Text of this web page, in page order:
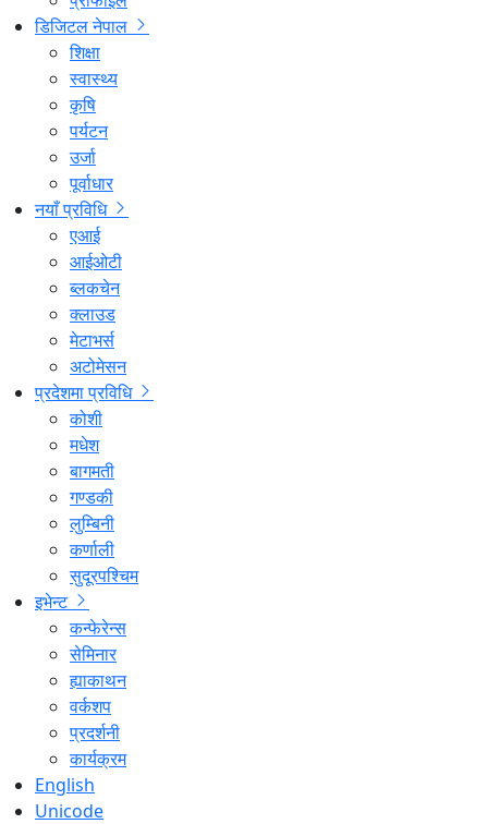
डिजिटल नेपाल
शिक्षा
स्वास्थ्य
कृषि
पर्यटन
उर्जा
पूर्वाधार
नयाँ प्रविधि
एआई
आईओटी
ब्लकचेन
क्लाउड
मेटाभर्स
अटोमेसन
प्रदेशमा प्रविधि
कोशी
मधेश
बागमती
गण्डकी
लुम्बिनी
कर्णाली
सुदूरपश्चिम
इभेन्ट
कन्फेरेन्स
सेमिनार
ह्याकाथन
वर्कशप
प्रदर्शनी
कार्यक्रम
English
Unicode